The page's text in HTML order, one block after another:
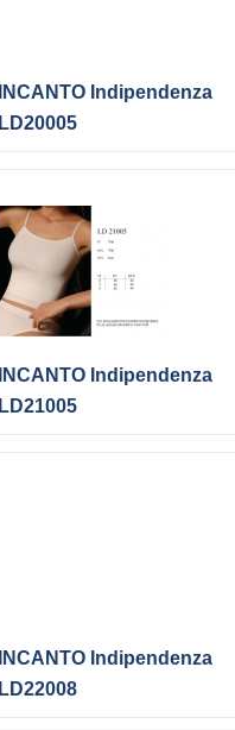
INCANTO Indipendenza
LD20005
INCANTO Indipendenza
LD21005
INCANTO Indipendenza
LD22008